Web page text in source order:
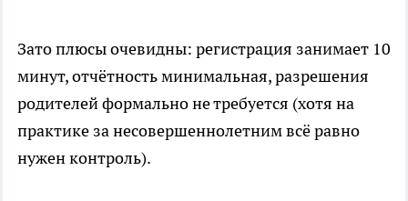
Зато плюсы очевидны: регистрация занимает 10
минут, отчётность минимальная, разрешения
родителей формально не требуется (хотя на
практике за несовершеннолетним всё равно
нужен контроль).